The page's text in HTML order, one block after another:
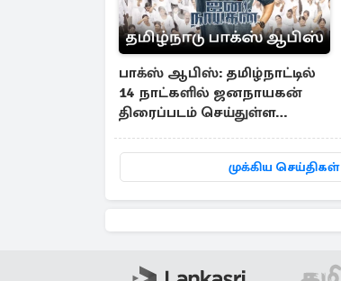
பாக்ஸ் ஆபிஸ்: தமிழ்நாட்டில்
14 நாட்களில் ஜனநாயகன்
திரைப்படம் செய்துள்ள
முக்கிய செய்திகள்